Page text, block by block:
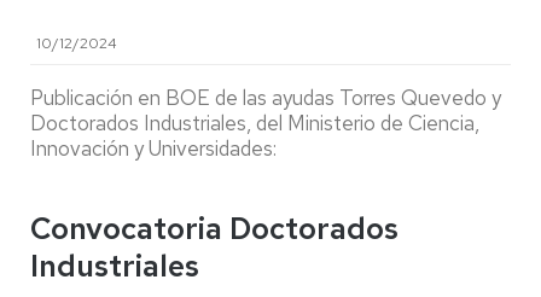
10/12/2024
Publicación en BOE de las ayudas Torres Quevedo y
Doctorados Industriales, del Ministerio de Ciencia,
Innovación y Universidades:
Convocatoria Doctorados
Industriales